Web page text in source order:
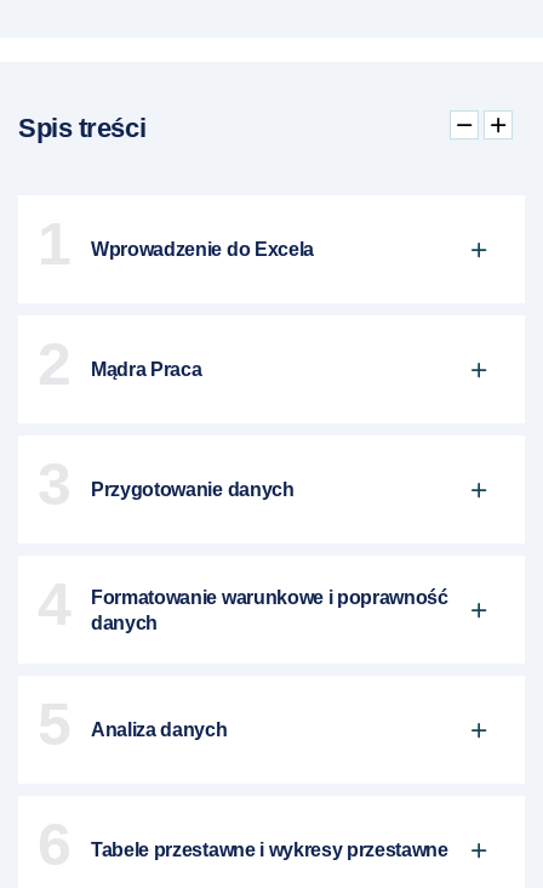
Spis treści
1 Wprowadzenie do Excela
2 Mądra Praca
3 Przygotowanie danych
4
Formatowanie warunkowe i poprawność
danych
5 Analiza danych
6 Tabele przestawne i wykresy przestawne